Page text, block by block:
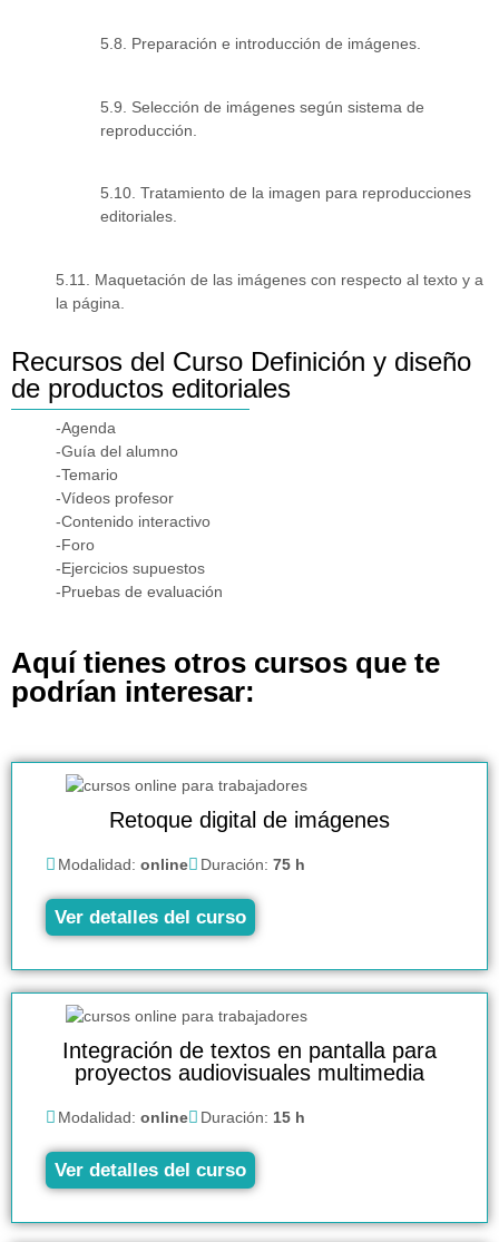
5.8. Preparación e introducción de imágenes.
5.9. Selección de imágenes según sistema de
reproducción.
5.10. Tratamiento de la imagen para reproducciones
editoriales.
5.11. Maquetación de las imágenes con respecto al texto y a
la página.
Recursos del Curso Definición y diseño
de productos editoriales
-Agenda
-Guía del alumno
-Temario
-Vídeos profesor
-Contenido interactivo
-Foro
-Ejercicios supuestos
-Pruebas de evaluación
Aquí tienes otros cursos que te
podrían interesar:
Retoque digital de imágenes
Modalidad: online Duración: 75 h
Ver detalles del curso
Integración de textos en pantalla para
proyectos audiovisuales multimedia
Modalidad: online Duración: 15 h
Ver detalles del curso